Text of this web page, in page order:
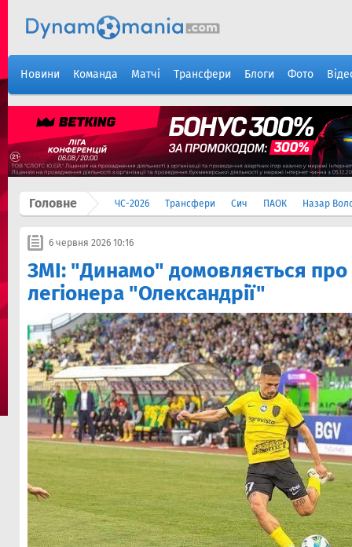
Новини Команда Матчі Трансфери Блоги Фото
Головне ЧС-2026 Трансфери Сич ПАОК Назар
6 червня 2026 10:16
ЗМІ: "Динамо" домовляється
легіонера "Олександрії"